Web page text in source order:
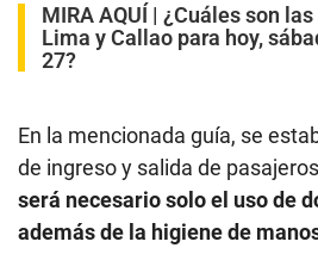
MIRA AQUÍ | ¿Cuáles son
Lima y Callao para hoy,
27?
En la mencionada guía, se
de ingreso y salida de
será necesario solo el uso de
además de la higiene de